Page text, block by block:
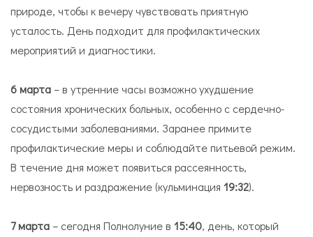
природе, чтобы к вечеру чувствовать приятную
усталость. День подходит для профилактических
мероприятий и диагностики.
6 марта – в утренние часы возможно ухудшение
состояния хронических больных, особенно с сердечно-
сосудистыми заболеваниями. Заранее примите
профилактические меры и соблюдайте питьевой режим.
В течение дня может появиться рассеянность,
нервозность и раздражение (кульминация 19:32).
7 марта – сегодня Полнолуние в 15:40, день, который